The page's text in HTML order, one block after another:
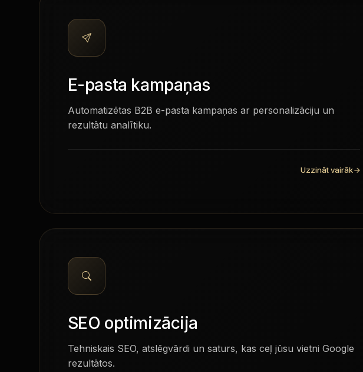
E-pasta kampaņas
Automatizētas B2B e-pasta kampaņas ar personalizāciju un
rezultātu analītiku.
Uzzināt vairāk→
SEO optimizācija
Tehniskais SEO, atslēgvārdi un saturs, kas ceļ jūsu vietni Google
rezultātos.